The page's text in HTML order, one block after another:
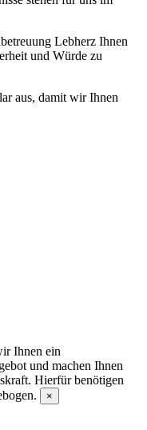
Lebherz Ihnen
und Würde zu
aus, damit wir Ihnen
Ihnen ein
und machen Ihnen
Hierfür benötigen
×